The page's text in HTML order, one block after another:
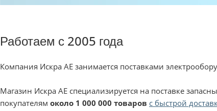
Работаем с 2005 года
Компания Искра АЕ занимается поставками
Магазин Искра АЕ специализируется на поставке
покупателям около 1 000 000 товаров с быстрой